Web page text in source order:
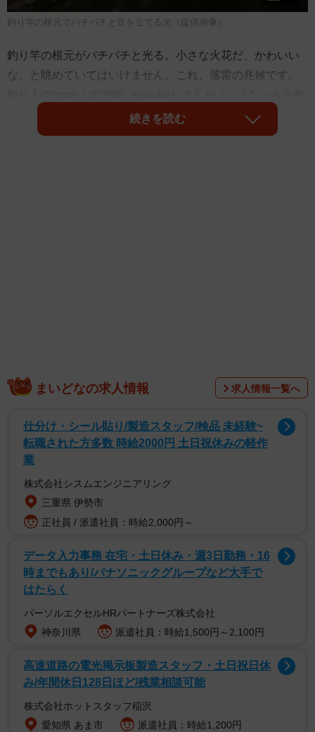
釣り竿の根元でパチパチと音を立てる光（提供画像）
釣り竿の根元がパチパチと光る。小さな火花だ、かわいい
な、と眺めていてはいけません。これ、落雷の兆候です。
りはやめ時」とTwitterに動画を投稿すると、「初めて見ま
した！」「怖っ」「無事でなにより」と話題になりまし
こうなったら釣りはやめ時。
pic.twitter.com/hMT92ERRAS
— tomo (@0909_masuko) December 25, 2021
根元から放電「非常に危険」即時避難は正解
tomoさんが撮影したのは2021年12月25日、クリスマスの夕
方。湾岸に面した川崎市の東扇島西公園で海釣り中でし
た。曇り空からみぞれ混じりの雨が降る中、カーボン製の
釣り竿の根元からパチパチと音がし、撮影したといいま
す。稲光は見えず、雷鳴も聞こえませんでしたが、tomoさ
んは「撮影だけして、すぐに竿から離れました。落ち着い
振り返ります。
釣り具メーカーのがまかつに取材すると、tomoさんの即時
避難は正解だったようです。カーボン製の釣り竿の根元が
続きを読む
まいどなの求人情報 求人情報一覧へ
仕分け・シール貼り/製造スタッフ/検品 未経験~
転職された方多数 時給2000円 土日祝休みの軽作
業
株式会社シスムエンジニアリング
三重県 伊勢市
正社員 / 派遣社員：時給2,000円～
データ入力事務 在宅・土日休み・週3日勤務・16
時までもあり/パナソニックグループなど大手で
はたらく
パーソルエクセルHRパートナーズ株式会社
神奈川県
派遣社員：時給1,500円～2,100円
高速道路の電光掲示板製造スタッフ・土日祝日休
み/年間休日128日ほど/残業相談可能
株式会社ホットスタッフ稲沢
愛知県 あま市
派遣社員：時給1,200円